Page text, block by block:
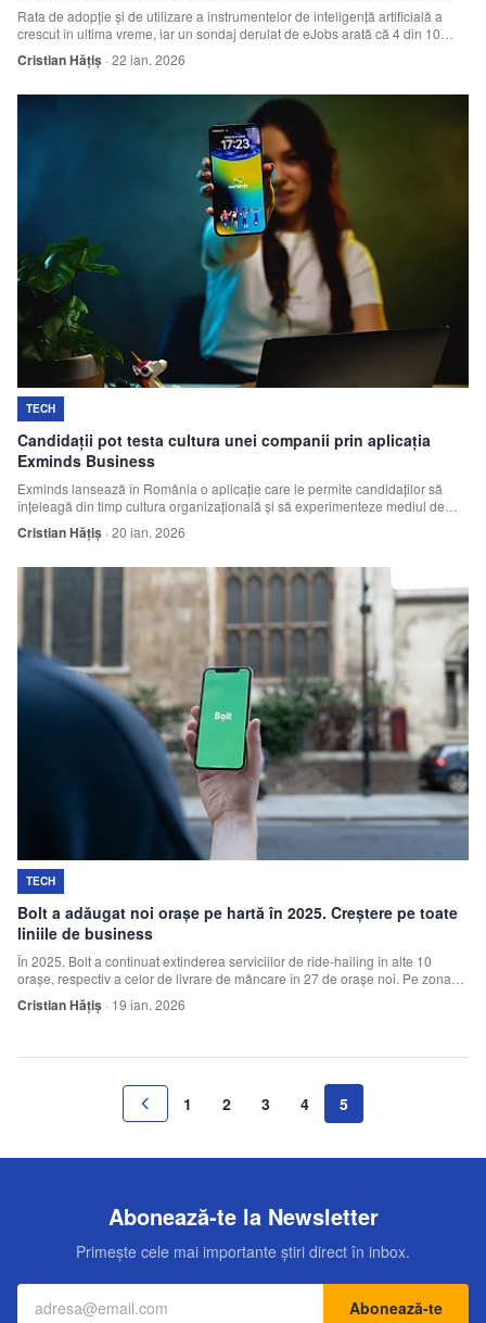
Rata de adopție și de utilizare a instrumentelor de inteligență artificială a
crescut în ultima vreme, iar un sondaj derulat de eJobs arată că 4 din 10
participanți folosesc inteligența artificială de mai multe ori pe zi la serviciu
sau în viața personală.
Cristian Hățiș · 22 ian. 2026
TECH
Candidații pot testa cultura unei companii prin aplicația
Exminds Business
Exminds lansează în România o aplicație care le permite candidaților să
înțeleagă din timp cultura organizațională și să experimenteze mediul de
lucru înainte de aplicarea formală la pozițiile deschise.
Cristian Hățiș · 20 ian. 2026
TECH
Bolt a adăugat noi orașe pe hartă în 2025. Creștere pe toate
liniile de business
În 2025, Bolt a continuat extinderea serviciilor de ride-hailing în alte 10
orașe, respectiv a celor de livrare de mâncare în 27 de orașe noi. Pe zona
de ride-hailing/transport la cerere, compania a înregistrat în România o
creștere cu 16% a curselor față de 2024.
Cristian Hățiș · 19 ian. 2026
1 2 3 4 5
Abonează-te la Newsletter
Primește cele mai importante știri direct în inbox.
Abonează-te